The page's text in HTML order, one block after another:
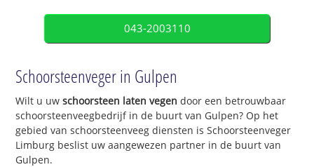
043-2003110
Schoorsteenveger in Gulpen
Wilt u uwschoorsteen laten vegen door een betrouwbaar
schoorsteenveegbedrijf in de buurt van Gulpen? Op het
gebied van schoorsteenveeg diensten is Schoorsteenveger
Limburg beslist uw aangewezen partner in de buurt van
Gulpen.